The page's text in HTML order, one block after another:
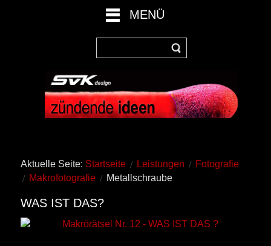
MENÜ
Aktuelle Seite: Startseite Leistungen
Fotografie
Makrofotografie
Metallschraube
WAS IST DAS?